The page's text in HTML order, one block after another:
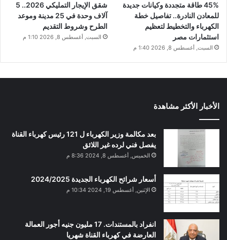
45% طاقة متجددة وكيانات جديدة
للمعادن النادرة.. تفاصيل خطة
الكهرباء والتخطيط لتعظيم
استثمارات مصر
السبت, أغسطس 8, 2026 1:40 م
شقق الإيجار التمليكي 2026.. 5
آلاف وحدة في 25 مدينة وموعد
الطرح وشروط التقديم
السبت, أغسطس 8, 2026 1:10 م
الأخبار الأكثر مشاهدة
بعد مكالمة وزير الكهرباء ل 121 رئيس كهرباء القناة
يفصل فني لرده غير اللائق
الخميس, أغسطس 8, 2024 8:36 م
أسعار شرائح الكهرباء الجديدة 2024/2025
الإثنين, أغسطس 19, 2024 10:34 م
انفراد بالمستندات. 17 مليون جنيه أجور العمالة
العارضة في كهرباء القناة شهريا